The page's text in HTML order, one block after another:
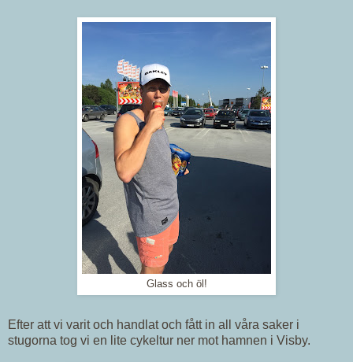
Glass och öl!
Efter att vi varit och handlat och fått in all våra saker i
stugorna tog vi en lite cykeltur ner mot hamnen i Visby.